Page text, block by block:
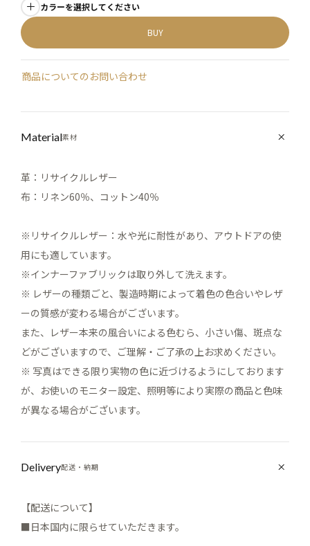
BUY
カラーを選択してください
商品についてのお問い合わせ
Material素材
革：リサイクルレザー
布：リネン60％、コットン40％
※リサイクルレザー：水や光に耐性があり、アウトドアの使
用にも適しています。
※インナーファブリックは取り外して洗えます。
※ レザーの種類ごと、製造時期によって着色の色合いやレザ
ーの質感が変わる場合がございます。
また、レザー本来の風合いによる色むら、小さい傷、斑点な
どがございますので、ご理解・ご了承の上お求めください。
※ 写真はできる限り実物の色に近づけるようにしております
が、お使いのモニター設定、照明等により実際の商品と色味
が異なる場合がございます。
Delivery配送・納期
【配送について】
■日本国内に限らせていただきます。